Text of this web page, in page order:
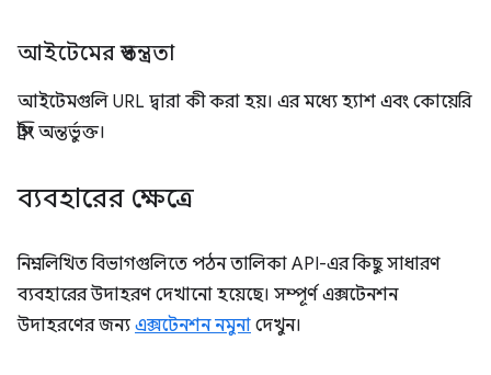
আইটেমের স্বতন্ত্রতা
আইটেমগুলি URL দ্বারা কী করা হয়। এর মধ্যে হ্যাশ এবং কোয়েরি
স্ট্রিং অন্তর্ভুক্ত।
ব্যবহারের ক্ষেত্রে
নিম্নলিখিত বিভাগগুলিতে পঠন তালিকা API-এর কিছু সাধারণ
ব্যবহারের উদাহরণ দেখানো হয়েছে। সম্পূর্ণ এক্সটেনশন
উদাহরণের জন্য এক্সটেনশন নমুনা দেখুন।